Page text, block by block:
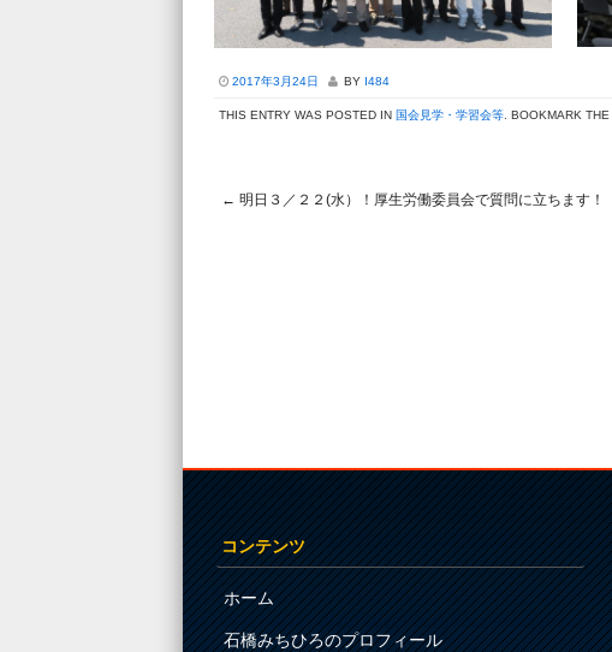
2017年3月24日 BY I484
THIS ENTRY WAS POSTED IN 国会見学・学習会等 . BOOKMARK THE
← 明日３／２２(水）！厚生労働委員会で質問に立ちます！
コンテンツ
ホーム
石橋みちひろのプロフィール